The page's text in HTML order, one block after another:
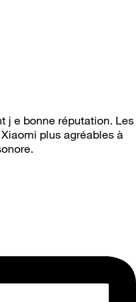
j e bonne réputation. Les
plus agréables à